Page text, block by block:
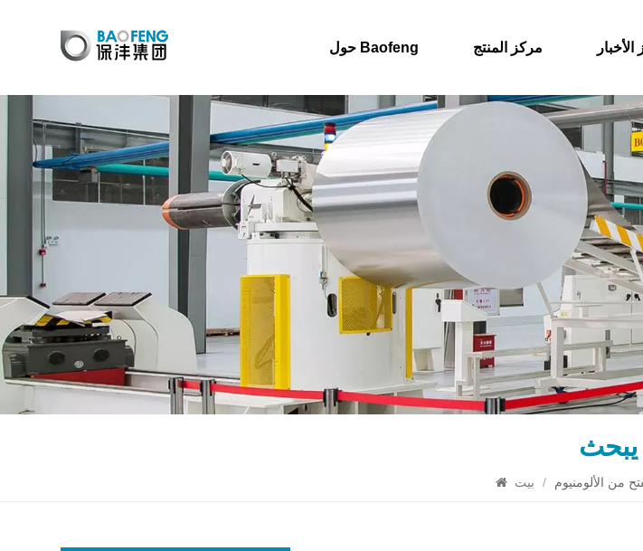
حول Baofeng مركز المنتج
يبحث
/ من الألومنيوم